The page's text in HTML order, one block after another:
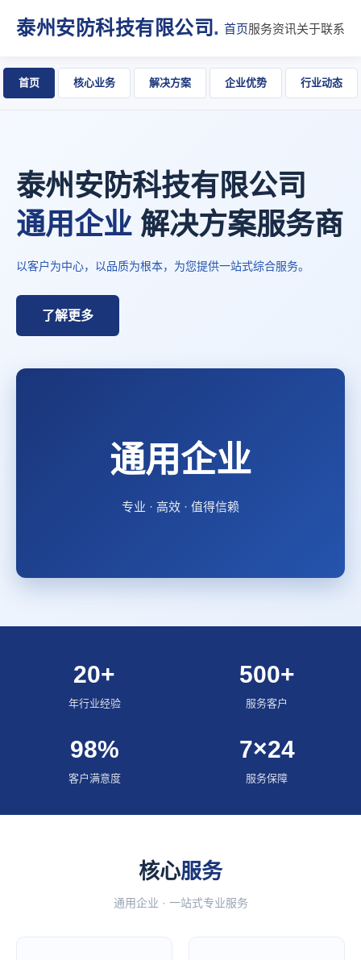
泰州安防科技有限公司. 首页服务资讯关于联系
首页 核心业务 解决方案 企业优势 行业动态
泰州安防科技有限公司
通用企业 解决方案服务商
以客户为中心，以品质为根本，为您提供一站式综合服务。
了解更多
通用企业
专业 · 高效 · 值得信赖
20+
年行业经验
500+
服务客户
98%
客户满意度
7×24
服务保障
核心服务
通用企业 · 一站式专业服务